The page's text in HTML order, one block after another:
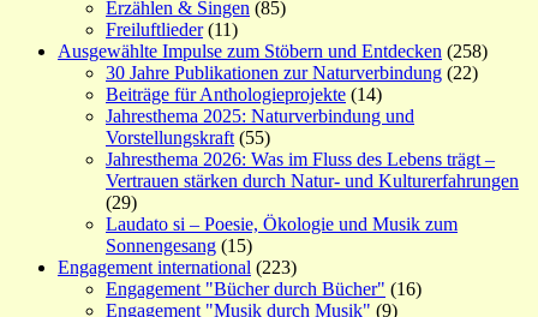
Erzählen & Singen (85)
Freiluftlieder(11)
Ausgewählte Impulse zum Stöbern und Entdecken (258)
30 Jahre Publikationen zur Naturverbindung (22)
Beiträge für Anthologieprojekte (14)
Jahresthema 2025: Naturverbindung und
Vorstellungskraft (55)
Jahresthema 2026: Was im Fluss des Lebens trägt –
Vertrauen stärken durch Natur- und Kulturerfahrungen
(29)
Laudato si – Poesie, Ökologie und Musik zum
Sonnengesang (15)
Engagement international (223)
Engagement "Bücher durch Bücher" (16)
Engagement "Musik durch Musik" (9)